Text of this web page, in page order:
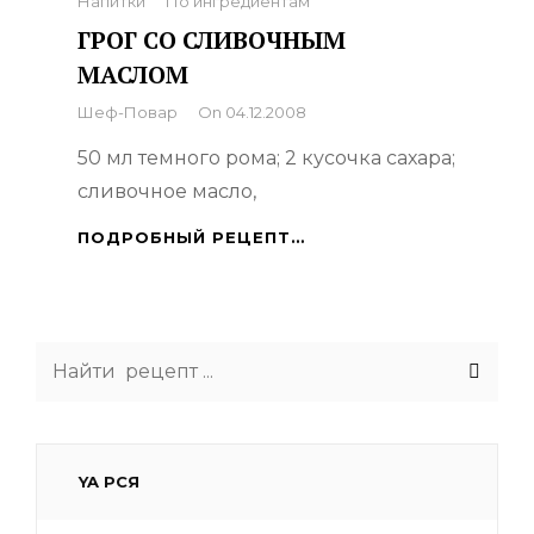
ГРОГ СО СЛИВОЧНЫМ
МАСЛОМ
By
Шеф-Повар On 04.12.2008
50 мл темного рома; 2 кусочка сахара;
сливочное масло,
ПОДРОБНЫЙ РЕЦЕПТ…
Search
YA РСЯ